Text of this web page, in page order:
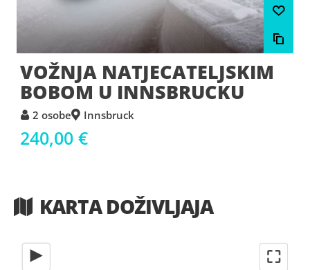
VOŽNJA NATJECATELJSKIM
BOBOM U INNSBRUCKU
2 osobe Innsbruck
240,00 €
KARTA DOŽIVLJAJA
⛶
◀